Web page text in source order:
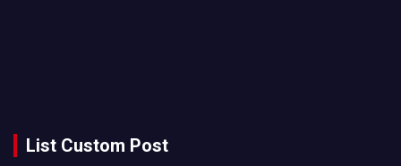
List Custom Post